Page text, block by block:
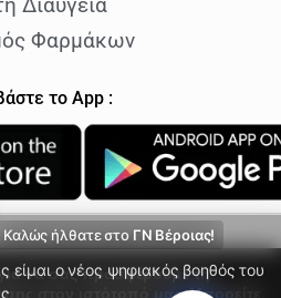
Διαύγεια
Φαρμάκων
το App :
Καλώς ήλθατε στο ΓΝ Βέροιας!
είμαι ο νέος ψηφιακός βοηθός του
να σας προσφέρουμε τη